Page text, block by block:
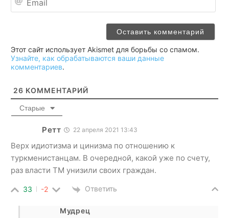
Этот сайт использует Akismet для борьбы со спамом.
Узнайте, как обрабатываются ваши данные
комментариев.
26 КОММЕНТАРИЙ
Старые
Ретт 22 апреля 2021 13:43
Верх идиотизма и цинизма по отношению к
туркменистанцам. В очередной, какой уже по счету,
раз власти ТМ унизили своих граждан.
33 -2 Ответить
Мудрец